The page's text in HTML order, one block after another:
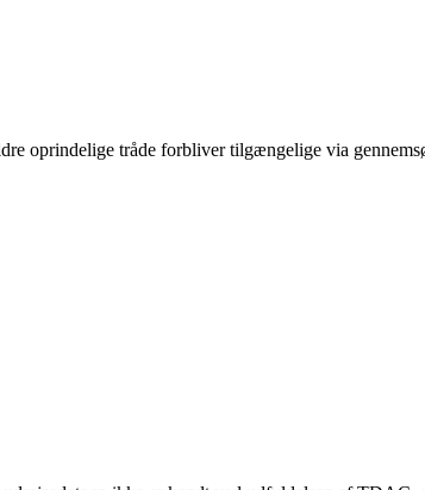
oprindelige tråde forbliver tilgængelige via